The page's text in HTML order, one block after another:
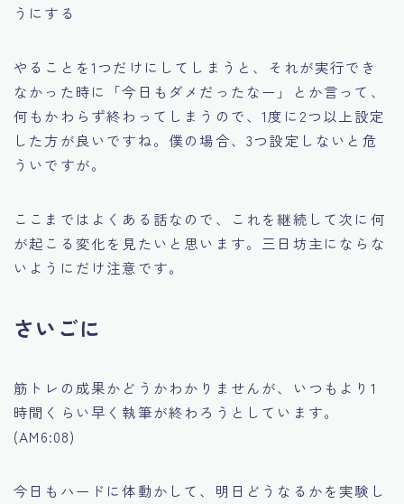
うにする
やることを1つだけにしてしまうと、それが実行でき
なかった時に「今日もダメだったなー」とか言って、
何もかわらず終わってしまうので、1度に2つ以上設定
した方が良いですね。僕の場合、3つ設定しないと危
ういですが。
ここまではよくある話なので、これを継続して次に何
が起こる変化を見たいと思います。三日坊主にならな
いようにだけ注意です。
さいごに
筋トレの成果かどうかわかりませんが、いつもより1
時間くらい早く執筆が終わろうとしています。
(AM6:08)
今日もハードに体動かして、明日どうなるかを実験し